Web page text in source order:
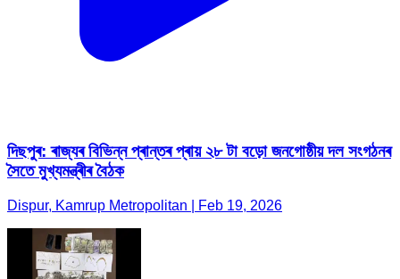
দিছপুৰ: ৰাজ্যৰ বিভিন্ন প্ৰান্তৰ প্ৰায় ২৮ টা বড়ো জনগোষ্ঠীয় দল সংগঠনৰ
সৈতে মুখ্যমন্ত্ৰীৰ বৈঠক
Dispur, Kamrup Metropolitan | Feb 19, 2026